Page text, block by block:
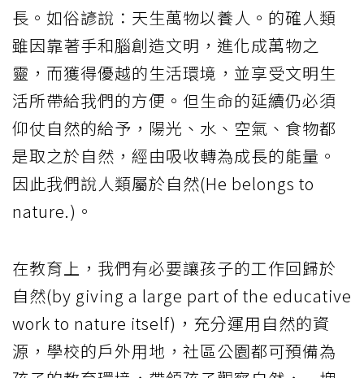
長。如俗諺說：天生萬物以養人。的確人類
雖因靠著手和腦創造文明，進化成萬物之
靈，而獲得優越的生活環境，並享受文明生
活所帶給我們的方便。但生命的延續仍必須
仰仗自然的給予，陽光、水、空氣、食物都
是取之於自然，經由吸收轉為成長的能量。
因此我們說人類屬於自然(He belongs to
nature.)。
在教育上，我們有必要讓孩子的工作回歸於
自然(by giving a large part of the educative
work to nature itself)，充分運用自然的資
源，學校的戶外用地，社區公園都可預備為